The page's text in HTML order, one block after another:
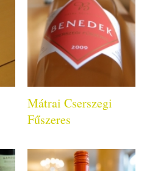
Mátrai Cserszegi
Fűszeres